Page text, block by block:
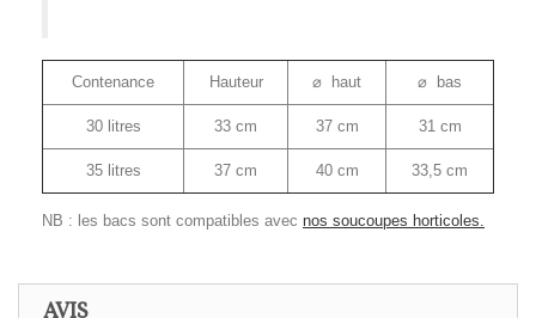
Contenance Hauteur ⌀ haut ⌀ bas
30 litres 33 cm 37 cm 31 cm
35 litres 37 cm 40 cm 33,5 cm
NB : les bacs sont compatibles avec nos soucoupes horticoles.